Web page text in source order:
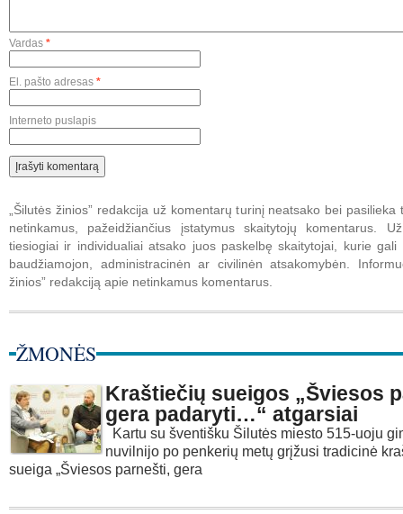
Vardas *
El. pašto adresas *
Interneto puslapis
„Šilutės žinios” redakcija už komentarų turinį neatsako bei pasilieka
netinkamus, pažeidžiančius įstatymus skaitytojų komentarus.
tiesiogiai ir individualiai atsako juos paskelbę skaitytojai, kurie gali
baudžiamojon, administracinėn ar civilinėn atsakomybėn.
žinios” redakciją apie netinkamus komentarus.
ŽMONĖS
Kraštiečių sueigos „Šviesos
gera padaryti…“ atgarsiai
Kartu su šventišku Šilutės miesto 515-uoju
nuvilnijo po penkerių metų grįžusi tradicinė
sueiga „Šviesos parnešti, gera